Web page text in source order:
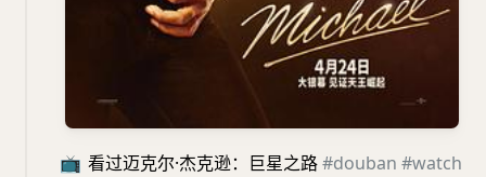
📺 看过迈克尔·杰克逊：巨星之路#douban #watch